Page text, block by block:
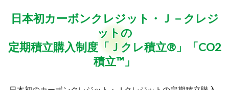
日本初カーボンクレジット・Ｊ－クレジ
ットの
定期積立購入制度「Ｊクレ積立®」「CO2
積立™」